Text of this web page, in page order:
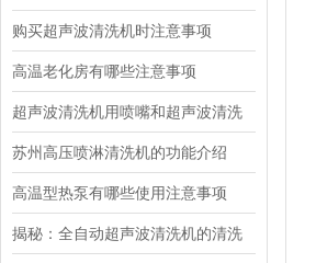
购买超声波清洗机时注意事项
高温老化房有哪些注意事项
超声波清洗机用喷嘴和超声波清洗
装置
苏州高压喷淋清洗机的功能介绍
高温型热泵有哪些使用注意事项
揭秘：全自动超声波清洗机的清洗